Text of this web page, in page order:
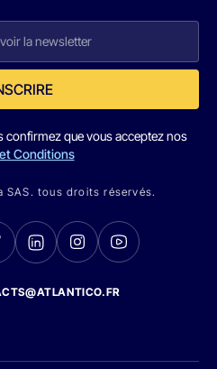
confirmez que vous acceptez nos
Conditions
SAS. tous droits réservés.